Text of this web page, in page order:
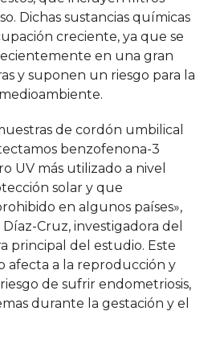
Dichas sustancias químicas
creciente, ya que se
en una gran
y suponen un riesgo para la
de cordón umbilical
benzofenona-3
UV más utilizado a nivel
solar y que
en algunos países»,
Cruz, investigadora del
principal del estudio. Este
afecta a la reproducción y
de sufrir endometriosis,
durante la gestación y el